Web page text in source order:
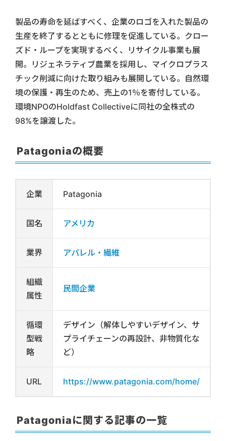
製品の寿命を延ばすべく、企業のロゴを入れた製品の
生産を終了するとともに修理を促進している。クロー
ズド・ループを実現するべく、リサイクル事業も展
開。リジェネラティブ農業を採用し、マイクロプラス
チック削減に向けた取り組みも展開している。自然環
境の保護・再生のため、売上の1％を寄付している。
環境NPOのHoldfast Collectiveに同社の全株式の
98%を譲渡した。
Patagoniaの概要
企業 Patagonia
国名 アメリカ
業界 アパレル・繊維
組織
属性
民間企業
循環
型戦
略
デザイン（解体しやすいデザイン、サ
プライチェーンの再設計、非物質化な
ど）
URL https://www.patagonia.com/home/
Patagoniaに関する記事の一覧